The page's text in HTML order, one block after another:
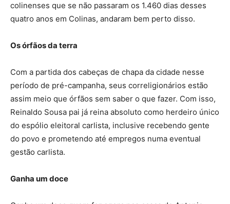
colinenses que se não passaram os 1.460 dias desses
quatro anos em Colinas, andaram bem perto disso.
Os órfãos da terra
Com a partida dos cabeças de chapa da cidade nesse
período de pré-campanha, seus correligionários estão
assim meio que órfãos sem saber o que fazer. Com isso,
Reinaldo Sousa pai já reina absoluto como herdeiro único
do espólio eleitoral carlista, inclusive recebendo gente
do povo e prometendo até empregos numa eventual
gestão carlista.
Ganha um doce